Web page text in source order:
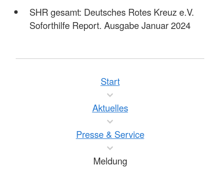
SHR gesamt: Deutsches Rotes Kreuz e.V.
Soforthilfe Report. Ausgabe Januar 2024
Start
Aktuelles
Presse & Service
Meldung